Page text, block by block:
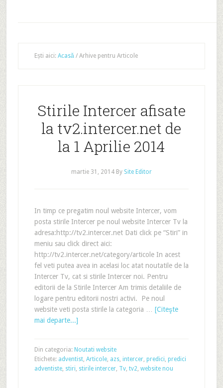
Ești aici: Acasă /Arhive pentru Articole
Stirile Intercer afisate
la tv2.intercer.net de
la 1 Aprilie 2014
martie 31, 2014By Site Editor
In timp ce pregatim noul website Intercer, vom
posta stirile Intercer pe noul website Intercer Tv la
adresa:http://tv2.intercer.net Dati click pe “Stiri” in
meniu sau click direct aici:
http://tv2.intercer.net/category/articole In acest
fel veti putea avea in acelasi loc atat noutatile de la
Intercer Tv, cat si stirile Intercer noi. Pentru
editorii de la Stirile Intercer Am trimis detaliile de
logare pentru editorii nostri activi. Pe noul
website veti posta stirile la categoria … [Citeşte
mai departe...]
Din categoria: Noutati website
Etichete: adventist, Articole, azs, intercer, predici, predici
adventiste, stiri, stirile intercer, Tv, tv2, website nou